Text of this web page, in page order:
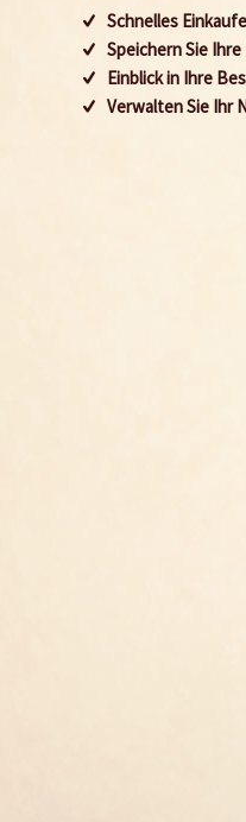
Schnelles
Speichern Sie
Einblick in Ihre
Verwalten Sie Ihr